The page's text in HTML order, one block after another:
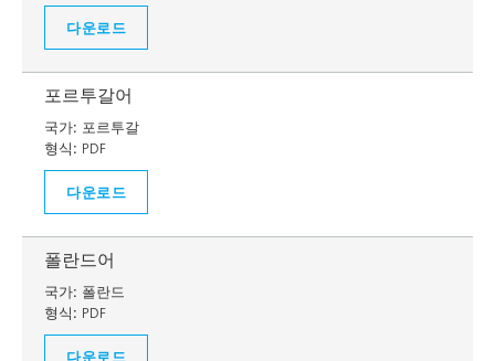
다운로드
포르투갈어
국가: 포르투갈
형식: PDF
다운로드
폴란드어
국가: 폴란드
형식: PDF
다운로드